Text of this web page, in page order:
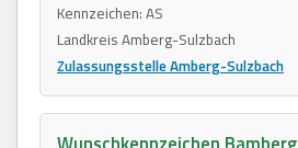
Kennzeichen: AS
Landkreis Amberg-Sulzbach
Zulassungsstelle Amberg-Sulzbach